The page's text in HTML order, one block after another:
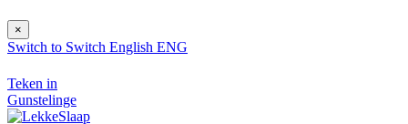
×
Switch to Switch English ENG
Teken in
Gunstelinge